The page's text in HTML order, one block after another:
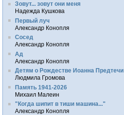
Зовут... зовут они меня
Надежда Кушкова
Первый луч
Александр Конопля
Сосед
Александр Конопля
Ад
Александр Конопля
Детям о Рождестве Иоанна Предтечи
Людмила Громова
Память 1941-2026
Михаил Малеин
"Когда шипит в тиши машина..."
Александр Конопля